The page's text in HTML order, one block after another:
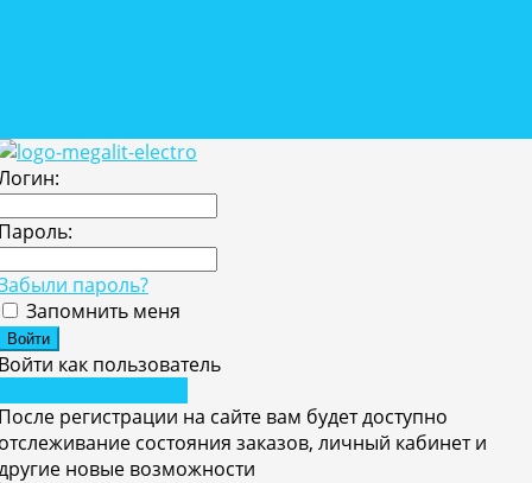
пароль?
Запомнить меня
как пользователь
регистрации на сайте вам будет доступно
состояния заказов, личный кабинет и
новые возможности